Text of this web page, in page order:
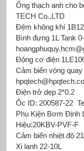
Ống thạch anh cho
TECH Co.,LTD
Đệm không khí
Bình đựng 1L Tank
Động cơ điện
Cảm biến vòng
Điện trở dẹp 2*0.2
Ốc ID: 200587-22
Phụ Kiện Bơm Định
Hiệu:20KBV-PVF-F
Cảm biến nhiệt độ
Xi lanh 22-10L